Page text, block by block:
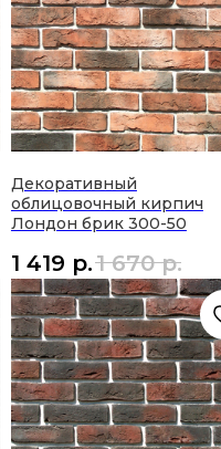
Декоративный
облицовочный кирпич
Лондон брик 300-50
1 419 р.1 670 р.